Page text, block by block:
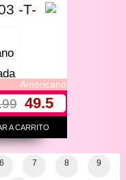
-T-
Americano
49.5
A CARRITO
6 7 8 9